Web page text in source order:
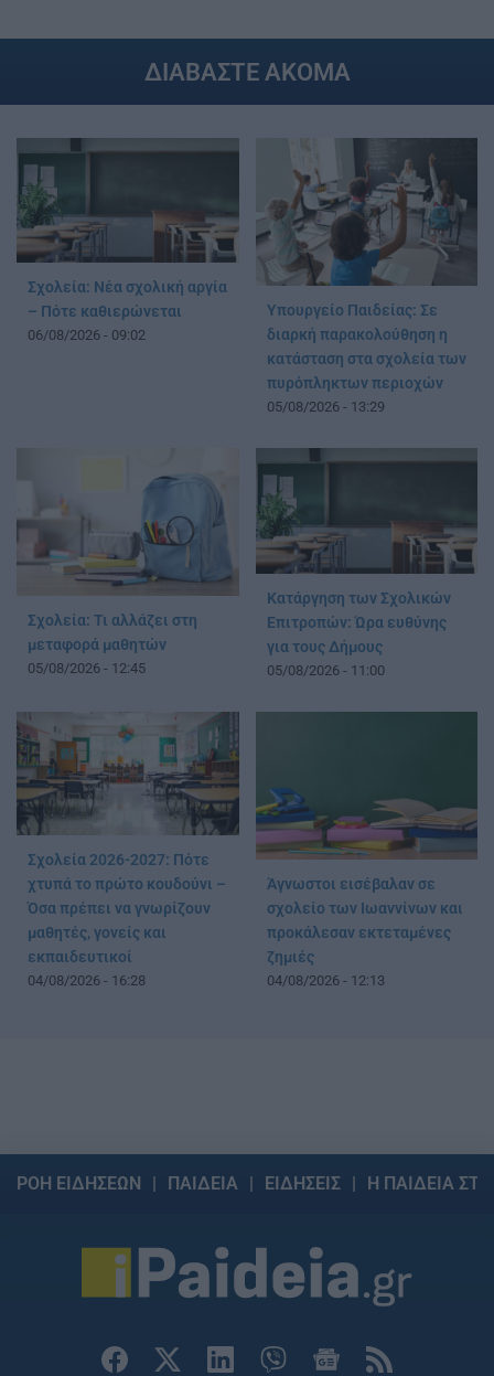
ΔΙΑΒΑΣΤΕ ΑΚΟΜΑ
Σχολεία: Νέα σχολική αργία
– Πότε καθιερώνεται
06/08/2026 - 09:02
Υπουργείο Παιδείας: Σε
διαρκή παρακολούθηση η
κατάσταση στα σχολεία των
πυρόπληκτων περιοχών
05/08/2026 - 13:29
Σχολεία: Τι αλλάζει στη
μεταφορά μαθητών
05/08/2026 - 12:45
Κατάργηση των Σχολικών
Επιτροπών: Ώρα ευθύνης
για τους Δήμους
05/08/2026 - 11:00
Σχολεία 2026-2027: Πότε
χτυπά το πρώτο κουδούνι –
Όσα πρέπει να γνωρίζουν
μαθητές, γονείς και
εκπαιδευτικοί
04/08/2026 - 16:28
Άγνωστοι εισέβαλαν σε
σχολείο των Ιωαννίνων και
προκάλεσαν εκτεταμένες
ζημιές
04/08/2026 - 12:13
ΡΟΗ ΕΙΔΗΣΕΩΝ ΠΑΙΔΕΙΑ ΕΙΔΗΣΕΙΣ Η ΠΑΙΔΕΙΑ